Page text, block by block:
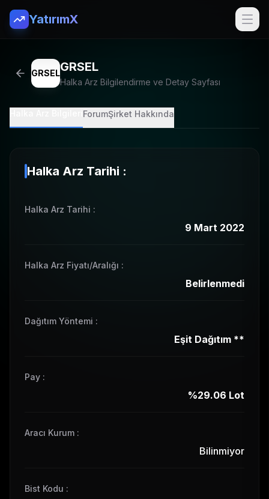
YatırımX
GRSELGRSEL
Halka Arz Bilgilendirme ve Detay Sayfası
ForumŞirket Hakkında
Halka Arz Tarihi :
Halka Arz Tarihi :
9 Mart 2022
Halka Arz Fiyatı/Aralığı :
Belirlenmedi
Dağıtım Yöntemi :
Eşit Dağıtım **
Pay :
%29.06 Lot
Aracı Kurum :
Bilinmiyor
Bist Kodu :